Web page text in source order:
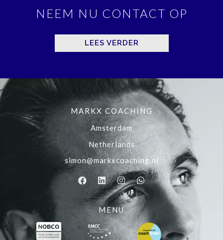
NEEM NU CONTACT OP
LEES VERDER
MARKX COACHING
Amsterdam
Netherlands
simon@markxcoaching.nl
MENU